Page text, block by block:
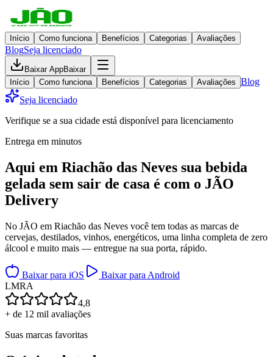
Início Como funciona Benefícios Categorias Avaliações
BlogSeja licenciado
Baixar AppBaixar
Início
Como funciona Benefícios Categorias Avaliações Blog
Seja licenciado
Verifique se a sua cidade está disponível para licenciamento
Entrega em minutos
Aqui em Riachão das Neves sua bebida
gelada sem sair de casa é com o JÃO
Delivery
No JÃO em Riachão das Neves você tem todas as marcas de
cervejas, destilados, vinhos, energéticos, uma linha completa de zero
álcool e muito mais — entregue na sua porta, rápido.
Baixar para iOS
Baixar para Android
LMRA
4,8
+ de 12 mil avaliações
Suas marcas favoritas